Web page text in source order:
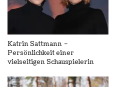
Katrin Sattmann –
Persönlichkeit einer
vielseitigen Schauspielerin